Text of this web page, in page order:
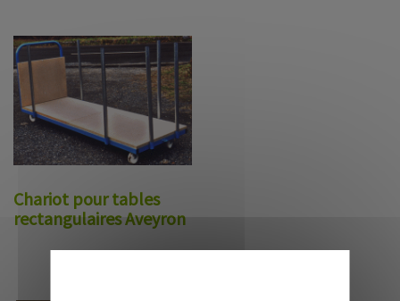
Chariot pour tables
rectangulaires Aveyron